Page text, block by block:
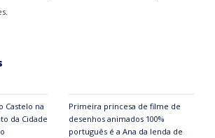
Castelo na
da Cidade
Primeira princesa de filme de
desenhos animados 100%
português é a Ana da lenda de